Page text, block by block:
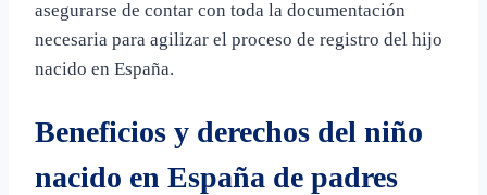
asegurarse de contar con toda la documentación
necesaria para agilizar el proceso de registro del hijo
nacido en España.
Beneficios y derechos del niño
nacido en España de padres